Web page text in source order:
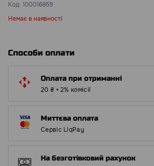
Код: 100016859
Немає в наявності
Способи оплати
Оплата при отриманні
20 ₴ + 2% комісії
Миттєва оплата
Сервіс LiqPay
На безготівковий рахунок